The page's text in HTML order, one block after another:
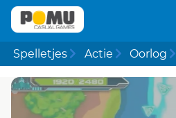
Spelletjes Actie Oorlog